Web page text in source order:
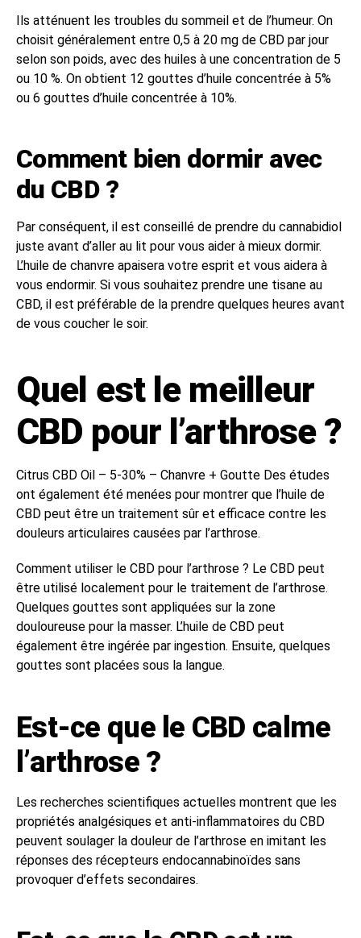
Ils atténuent les troubles du sommeil et de l’humeur. On
choisit généralement entre 0,5 à 20 mg de CBD par jour
selon son poids, avec des huiles à une concentration de 5
ou 10 %. On obtient 12 gouttes d’huile concentrée à 5%
ou 6 gouttes d’huile concentrée à 10%.
Comment bien dormir avec
du CBD ?
Par conséquent, il est conseillé de prendre du cannabidiol
juste avant d’aller au lit pour vous aider à mieux dormir.
L’huile de chanvre apaisera votre esprit et vous aidera à
vous endormir. Si vous souhaitez prendre une tisane au
CBD, il est préférable de la prendre quelques heures avant
de vous coucher le soir.
Quel est le meilleur
CBD pour l’arthrose ?
Citrus CBD Oil – 5-30% – Chanvre + Goutte Des études
ont également été menées pour montrer que l’huile de
CBD peut être un traitement sûr et efficace contre les
douleurs articulaires causées par l’arthrose.
Comment utiliser le CBD pour l’arthrose ? Le CBD peut
être utilisé localement pour le traitement de l’arthrose.
Quelques gouttes sont appliquées sur la zone
douloureuse pour la masser. L’huile de CBD peut
également être ingérée par ingestion. Ensuite, quelques
gouttes sont placées sous la langue.
Est-ce que le CBD calme
l’arthrose ?
Les recherches scientifiques actuelles montrent que les
propriétés analgésiques et anti-inflammatoires du CBD
peuvent soulager la douleur de l’arthrose en imitant les
réponses des récepteurs endocannabinoïdes sans
provoquer d’effets secondaires.